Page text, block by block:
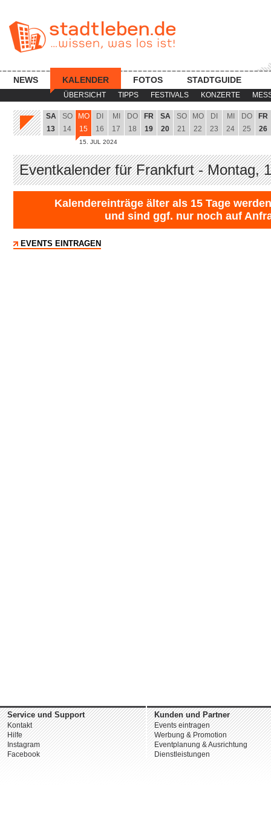
ÜBERSICHT TIPPS FESTIVALS KONZERTE
NEWS KALENDER FOTOS STADTGUIDE
SA
13
SO
14
MO
15
15. JUL 2024
DI
16
MI
17
DO
18
FR
19
SA
20
SO
21
MO
22
DI
23
MI
24
DO
25
FR
26
Eventkalender für Frankfurt - Montag,
Kalendereinträge älter als 15 Tage
und sind ggf. nur noch auf
EVENTS EINTRAGEN
Service und Support
Kontakt
Hilfe
Instagram
Facebook
Kunden und Partner
Events eintragen
Werbung & Promotion
Eventplanung & Ausrichtung
Dienstleistungen